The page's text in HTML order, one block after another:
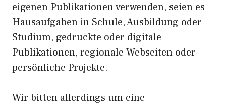
eigenen Publikationen verwenden, seien es
Hausaufgaben in Schule, Ausbildung oder
Studium, gedruckte oder digitale
Publikationen, regionale Webseiten oder
persönliche Projekte.
Wir bitten allerdings um eine